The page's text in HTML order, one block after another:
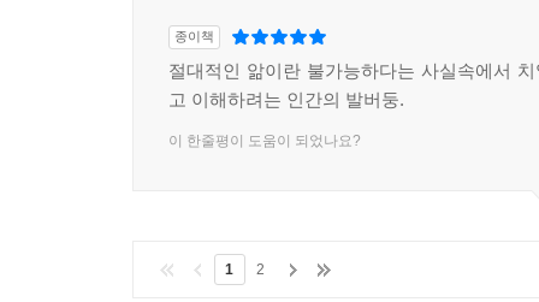
종이책
절대적인 앎이란 불가능하다는 사실속에서
고 이해하려는 인간의 발버둥.
이 한줄평이 도움이 되었나요?
1 2